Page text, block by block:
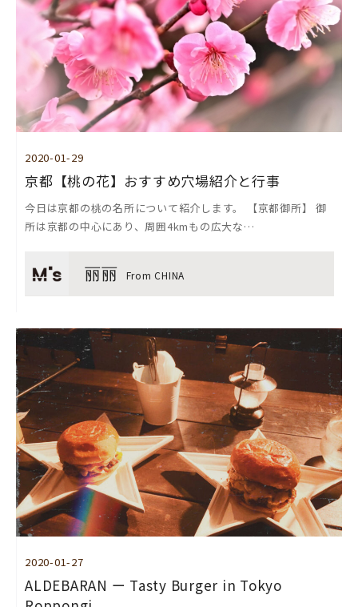
2020-01-29
京都【桃の花】おすすめ穴場紹介と行事
今日は京都の桃の名所について紹介します。 【京都御所】 御
所は京都の中心にあり、周囲4kmもの広大な…
丽丽 From CHINA
2020-01-27
ALDEBARAN ー Tasty Burger in Tokyo